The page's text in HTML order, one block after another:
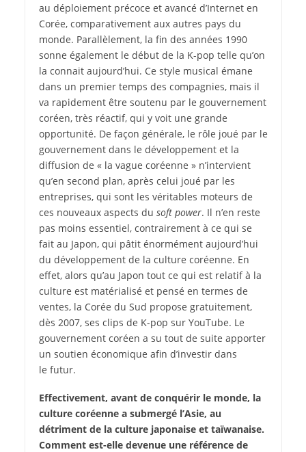
au déploiement précoce et avancé d’Internet en
Corée, comparativement aux autres pays du
monde. Parallèlement, la fin des années 1990
sonne également le début de la K-pop telle qu’on
la connait aujourd’hui. Ce style musical émane
dans un premier temps des compagnies, mais il
va rapidement être soutenu par le gouvernement
coréen, très réactif, qui y voit une grande
opportunité. De façon générale, le rôle joué par le
gouvernement dans le développement et la
diffusion de « la vague coréenne » n’intervient
qu’en second plan, après celui joué par les
entreprises, qui sont les véritables moteurs de
ces nouveaux aspects du soft power. Il n’en reste
pas moins essentiel, contrairement à ce qui se
fait au Japon, qui pâtit énormément aujourd’hui
du développement de la culture coréenne. En
effet, alors qu’au Japon tout ce qui est relatif à la
culture est matérialisé et pensé en termes de
ventes, la Corée du Sud propose gratuitement,
dès 2007, ses clips de K-pop sur YouTube. Le
gouvernement coréen a su tout de suite apporter
un soutien économique afin d’investir dans
le futur.
Effectivement, avant de conquérir le monde, la
culture coréenne a submergé l’Asie, au
détriment de la culture japonaise et taïwanaise.
Comment est-elle devenue une référence de